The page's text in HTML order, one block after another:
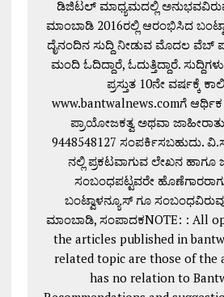
ಡಿಜಿಟಲ್ ಮಾಧ್ಯಮದಲ್ಲಿ
ಮಾಂಬಾಡಿ 2016ರಲ್ಲಿ ಆರಂಭಿಸಿದ
ದೈನಂದಿನ ಸುದ್ದಿ ನೀಡುವ ಮೊದಲ ವೆಬ್
ಮಂದಿ ಓದಿದ್ದಾರೆ, ಓದುತ್ತಿದ್ದಾರೆ.
ಪ್ರಸ್ತುತ 10ನೇ ವರ್ಷಕ್ಕೆ
www.bantwalnews.comಗೆ
ಪ್ರಾಯೋಜಕತ್ವ ಅಥವಾ
9448548127 ಸಂಪರ್ಕಿಸಬಹುದು.
ನಲ್ಲಿ ಪ್ರಕಟವಾಗುವ ಲೇಖನ ಹಾಗೂ
ಸಂಬಂಧಪಟ್ಟವರೇ
ಬಂಟ್ವಾಳನ್ಯೂಸ್ ಗೂ
ಮಾಂಬಾಡಿ, ಸಂಪಾದಕNOTE: : All
the articles published in
related topic are those of the
has no relation to